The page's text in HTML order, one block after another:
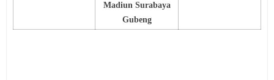
Madiun Surabaya
Gubeng